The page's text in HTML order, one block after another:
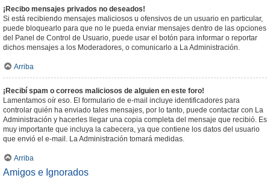
¡Recibo mensajes privados no deseados!
Si está recibiendo mensajes maliciosos u ofensivos de un usuario en particular,
puede bloquearlo para que no le pueda enviar mensajes dentro de las opciones
del Panel de Control de Usuario, puede usar el botón para informar o reportar
dichos mensajes a los Moderadores, o comunicarlo a La Administración.
Arriba
¡Recibí spam o correos maliciosos de alguien en este foro!
Lamentamos oír eso. El formulario de e-mail incluye identificadores para
controlar quién ha enviado tales mensajes, por lo tanto, puede contactar con La
Administración y hacerles llegar una copia completa del mensaje que recibió. Es
muy importante que incluya la cabecera, ya que contiene los datos del usuario
que envió el e-mail. La Administración tomará medidas.
Arriba
Amigos e Ignorados